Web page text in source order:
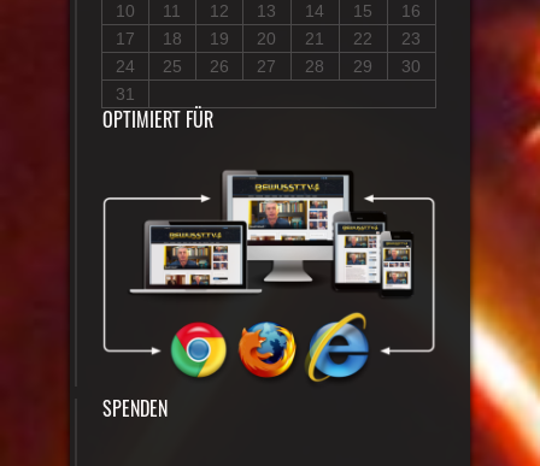
10
11 12 13 14 15
16
17
18 19 20 21 22
23
24
25 26 27 28 29
30
31
OPTIMIERT FÜR
SPENDEN